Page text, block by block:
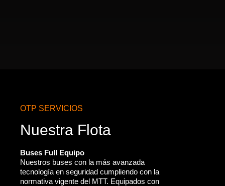
OTP SERVICIOS
Nuestra Flota
Buses Full Equipo
Nuestros buses con la más avanzada
tecnología en seguridad cumpliendo con la
normativa vigente del MTT. Equipados con